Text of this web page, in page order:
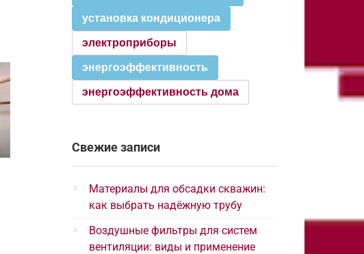
установка кондиционера
электроприборы
энергоэффективность
энергоэффективность дома
Свежие записи
Материалы для обсадки скважин:
как выбрать надёжную трубу
Воздушные фильтры для систем
вентиляции: виды и применение